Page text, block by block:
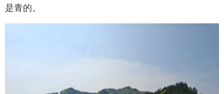
是青的。